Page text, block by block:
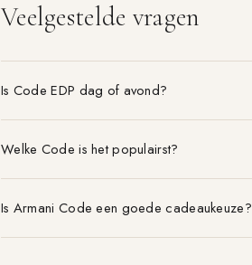
Veelgestelde vragen
Is Code EDP dag of avond?
Welke Code is het populairst?
Is Armani Code een goede cadeaukeuze?